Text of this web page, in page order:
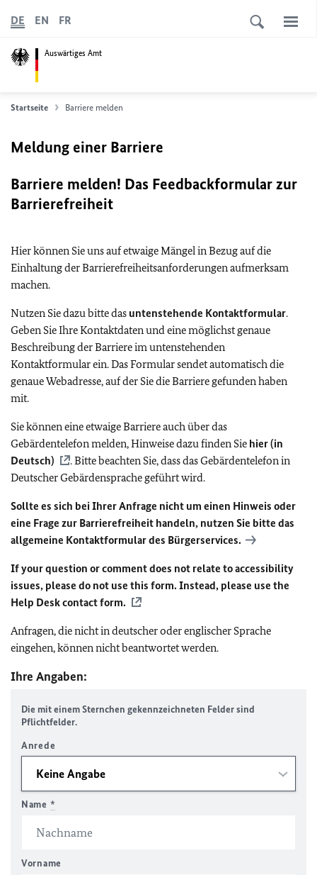
Auswärtiges Amt
DE EN FR
Startseite Barriere melden
Meldung einer Barriere
Barriere melden! Das Feedbackformular zur
Barrierefreiheit
Hier können Sie uns auf etwaige Mängel in Bezug auf die
Einhaltung der Barrierefreiheitsanforderungen aufmerksam
machen.
Nutzen Sie dazu bitte das untenstehende Kontaktformular.
Geben Sie Ihre Kontaktdaten und eine möglichst genaue
Beschreibung der Barriere im untenstehenden
Kontaktformular ein. Das Formular sendet automatisch die
genaue Webadresse, auf der Sie die Barriere gefunden haben
mit.
Sie können eine etwaige Barriere auch über das
Gebärdentelefon melden, Hinweise dazu finden Sie hier (in
Deutsch)
. Bitte beachten Sie, dass das Gebärdentelefon in
Deutscher Gebärdensprache geführt wird.
Sollte es sich bei Ihrer Anfrage nicht um einen Hinweis oder
eine Frage zur Barrierefreiheit handeln, nutzen Sie bitte das
allgemeine Kontaktformular des Bürgerservices.
If your question or comment does not relate to accessibility
issues, please do not use this form. Instead, please use the
Help Desk contact form.
Anfragen, die nicht in deutscher oder englischer Sprache
eingehen, können nicht beantwortet werden.
Ihre Angaben:
Die mit einem Sternchen gekennzeichneten Felder sind
Pflichtfelder.
Anrede
Name *
Vorname